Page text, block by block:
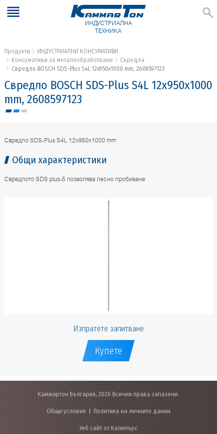
ИНДУСТРИАЛНА
ТЕХНИКА
Продукти
ИНДУСТРИАЛНИ КОНСУМАТИВИ
Консумативи за металообработване
Свредла
Свредло BOSCH SDS-Plus S4L 12x950x1000 mm, 2608597123
Свредло BOSCH SDS-Plus S4L 12x950x1000
mm, 2608597123
Свредло SDS-Plus S4L 12x950x1000 mm
Общи характеристики
Свредлото SDS plus-5 позволява лесно пробиване
Изпратете запитване
Купете
Каммартон България, 2026 Всички права запазени.
Общи условия Политика на личните данни
Уеб сайт от Калипърс